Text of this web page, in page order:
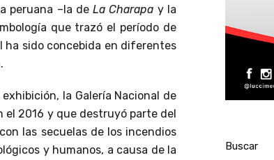
peruana –la deLa Charapa y la
que trazó el período de
ha sido concebida en diferentes
la Galería Nacional de
el 2016 y que destruyó parte del
las secuelas de los incendios
y humanos, a causa de la
Buscar